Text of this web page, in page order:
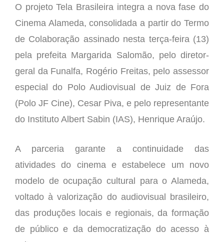
O projeto Tela Brasileira integra a nova fase do
Cinema Alameda, consolidada a partir do Termo
de Colaboração assinado nesta terça-feira (13)
pela prefeita Margarida Salomão, pelo diretor-
geral da Funalfa, Rogério Freitas, pelo assessor
especial do Polo Audiovisual de Juiz de Fora
(Polo JF Cine), Cesar Piva, e pelo representante
do Instituto Albert Sabin (IAS), Henrique Araújo.
A parceria garante a continuidade das
atividades do cinema e estabelece um novo
modelo de ocupação cultural para o Alameda,
voltado à valorização do audiovisual brasileiro,
das produções locais e regionais, da formação
de público e da democratização do acesso à